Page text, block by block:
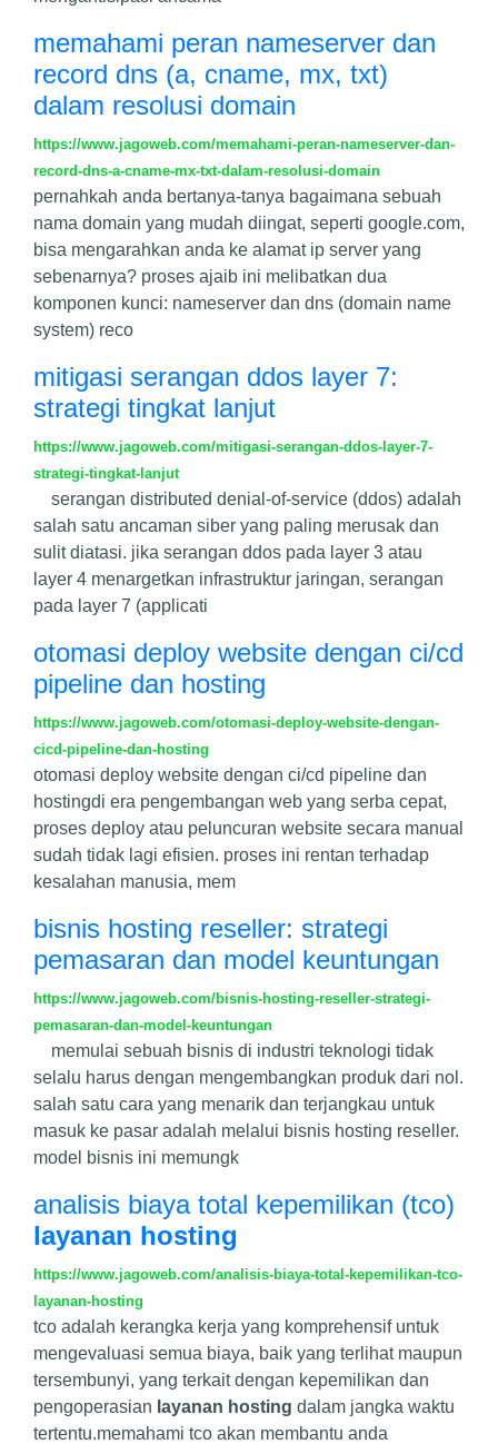
memahami peran nameserver dan
record dns (a, cname, mx, txt)
dalam resolusi domain
https://www.jagoweb.com/memahami-peran-nameserver-dan-
record-dns-a-cname-mx-txt-dalam-resolusi-domain
pernahkah anda bertanya-tanya bagaimana sebuah
nama domain yang mudah diingat, seperti google.com,
bisa mengarahkan anda ke alamat ip server yang
sebenarnya? proses ajaib ini melibatkan dua
komponen kunci: nameserver dan dns (domain name
system) reco
mitigasi serangan ddos layer 7:
strategi tingkat lanjut
https://www.jagoweb.com/mitigasi-serangan-ddos-layer-7-
strategi-tingkat-lanjut
serangan distributed denial-of-service (ddos) adalah
salah satu ancaman siber yang paling merusak dan
sulit diatasi. jika serangan ddos pada layer 3 atau
layer 4 menargetkan infrastruktur jaringan, serangan
pada layer 7 (applicati
otomasi deploy website dengan ci/cd
pipeline dan hosting
https://www.jagoweb.com/otomasi-deploy-website-dengan-
cicd-pipeline-dan-hosting
otomasi deploy website dengan ci/cd pipeline dan
hosting​​​​​​​ di era pengembangan web yang serba cepat,
proses deploy atau peluncuran website secara manual
sudah tidak lagi efisien. proses ini rentan terhadap
kesalahan manusia, mem
bisnis hosting reseller: strategi
pemasaran dan model keuntungan
https://www.jagoweb.com/bisnis-hosting-reseller-strategi-
pemasaran-dan-model-keuntungan
memulai sebuah bisnis di industri teknologi tidak
selalu harus dengan mengembangkan produk dari nol.
salah satu cara yang menarik dan terjangkau untuk
masuk ke pasar adalah melalui bisnis hosting reseller.
model bisnis ini memungk
analisis biaya total kepemilikan (tco)
layanan hosting
https://www.jagoweb.com/analisis-biaya-total-kepemilikan-tco-
layanan-hosting
tco adalah kerangka kerja yang komprehensif untuk
mengevaluasi semua biaya, baik yang terlihat maupun
tersembunyi, yang terkait dengan kepemilikan dan
pengoperasian layanan hosting dalam jangka waktu
tertentu.memahami tco akan membantu anda